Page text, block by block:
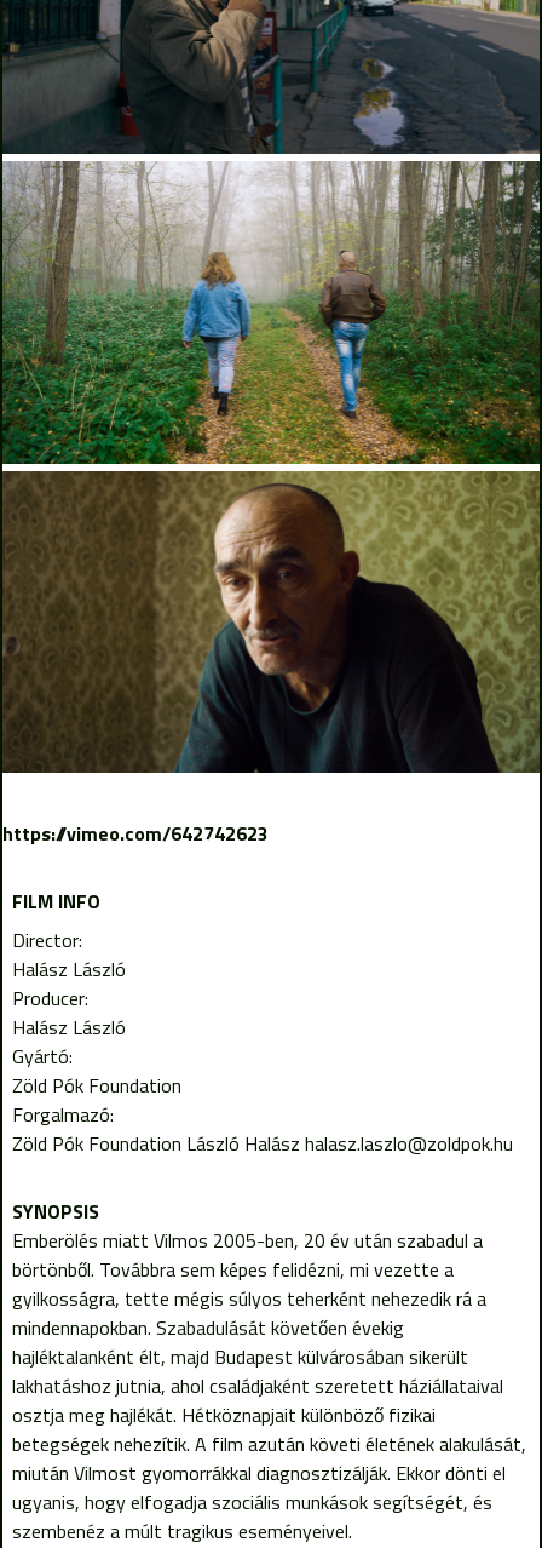
https://vimeo.com/642742623
FILM INFO
Director:
Halász László
Producer:
Halász László
Gyártó:
Zöld Pók Foundation
Forgalmazó:
Zöld Pók Foundation László Halász halasz.laszlo@zoldpok.hu
Emberölés miatt Vilmos 2005-ben, 20 év után szabadul a
börtönből. Továbbra sem képes felidézni, mi vezette a
gyilkosságra, tette mégis súlyos teherként nehezedik rá a
mindennapokban. Szabadulását követően évekig
hajléktalanként élt, majd Budapest külvárosában sikerült
lakhatáshoz jutnia, ahol családjaként szeretett háziállataival
osztja meg hajlékát. Hétköznapjait különböző fizikai
betegségek nehezítik. A film azután követi életének alakulását,
miután Vilmost gyomorrákkal diagnosztizálják. Ekkor dönti el
ugyanis, hogy elfogadja szociális munkások segítségét, és
szembenéz a múlt tragikus eseményeivel.